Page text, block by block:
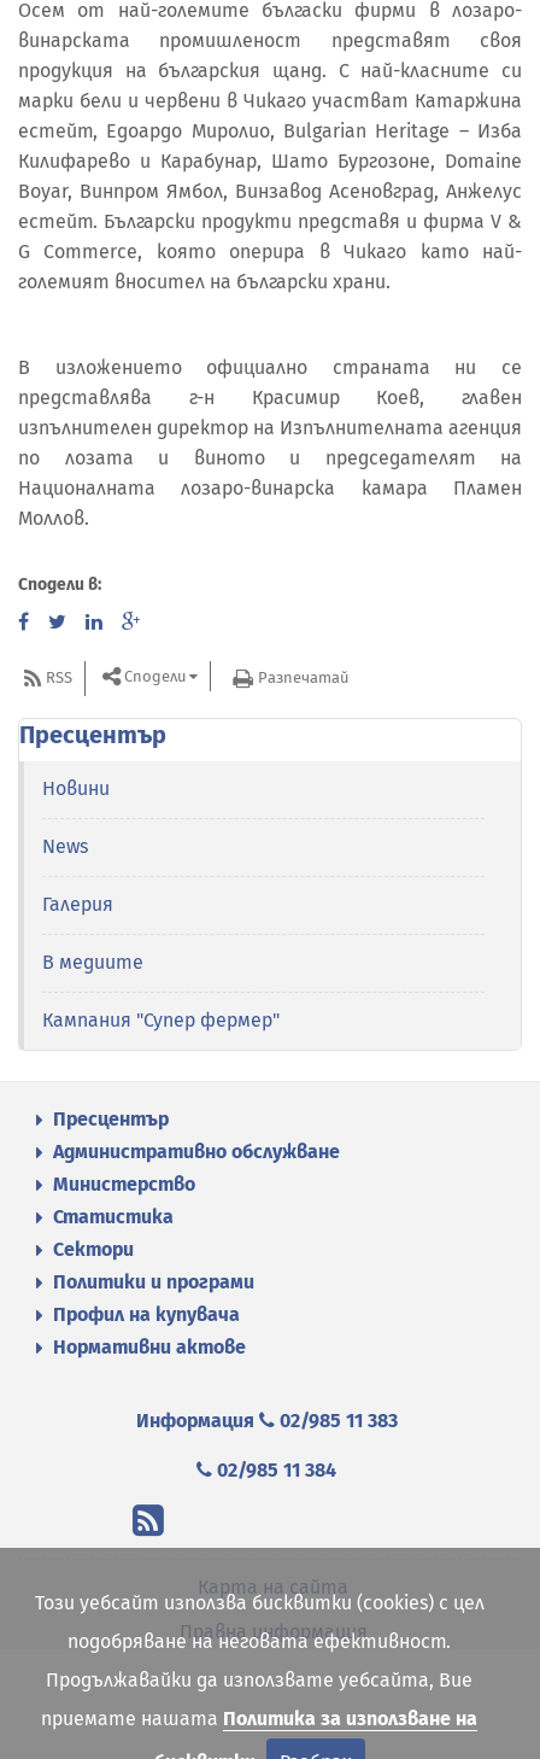
Осем от най-големите бългаски фирми в лозаро-
винарската промишленост представят своя
продукция на българския щанд. С най-класните си
марки бели и червени в Чикаго участват Катаржина
естейт, Eдоардо Миролио, Bulgarian Heritage – Изба
Килифарево и Карабунар, Шато Бургозоне, Domaine
Boyar, Винпром Ямбол, Винзавод Асеновград, Aнжелус
естейт. Български продукти представя и фирма V &
G Commerce, която оперира в Чикаго като най-
големият вносител на български храни.
В изложението официално страната ни се
представлява г-н Красимир Коев, главен
изпълнителен директор на Изпълнителната агенция
по лозата и виното и председателят на
Националната лозаро-винарска камара Пламен
Моллов.
Сподели в:
RSS Сподели Разпечатай
Пресцентър
Новини
News
Галерия
В медиите
Кампания "Супер фермер"
Пресцентър
Административно обслужване
Министерство
Статистика
Сектори
Политики и програми
Профил на купувача
Нормативни актове
Информация 02/985 11 383
02/985 11 384
Карта на сайта
Правна информация
Този уебсайт използва бисквитки (cookies) с цел
подобряване на неговата ефективност.
Продължавайки да използвате уебсайта, Вие
приемате нашата Политика за използване на